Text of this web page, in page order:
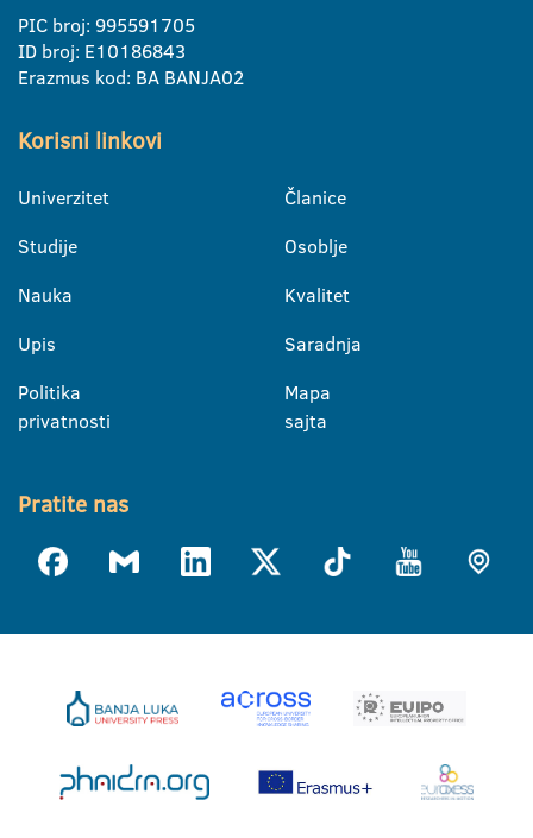
PIC broj: 995591705
ID broj: E10186843
Erazmus kod: BA BANJA02
Korisni linkovi
Univerzitet
Studije
Nauka
Upis
Politika
privatnosti
Članice
Osoblje
Kvalitet
Saradnja
Mapa
sajta
Pratite nas